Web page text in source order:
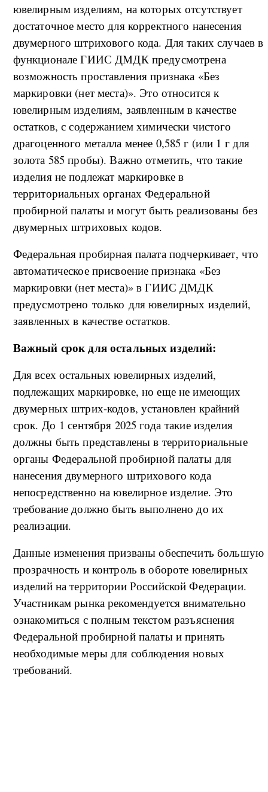
ювелирным изделиям, на которых отсутствует
достаточное место для корректного нанесения
двумерного штрихового кода. Для таких случаев в
функционале ГИИС ДМДК предусмотрена
возможность проставления признака «Без
маркировки (нет места)». Это относится к
ювелирным изделиям, заявленным в качестве
остатков, с содержанием химически чистого
драгоценного металла менее 0,585 г (или 1 г для
золота 585 пробы). Важно отметить, что такие
изделия не подлежат маркировке в
территориальных органах Федеральной
пробирной палаты и могут быть реализованы без
двумерных штриховых кодов.
Федеральная пробирная палата подчеркивает, что
автоматическое присвоение признака «Без
маркировки (нет места)» в ГИИС ДМДК
предусмотрено только для ювелирных изделий,
заявленных в качестве остатков.
Важный срок для остальных изделий:
Для всех остальных ювелирных изделий,
подлежащих маркировке, но еще не имеющих
двумерных штрих-кодов, установлен крайний
срок. До 1 сентября 2025 года такие изделия
должны быть представлены в территориальные
органы Федеральной пробирной палаты для
нанесения двумерного штрихового кода
непосредственно на ювелирное изделие. Это
требование должно быть выполнено до их
реализации.
Данные изменения призваны обеспечить большую
прозрачность и контроль в обороте ювелирных
изделий на территории Российской Федерации.
Участникам рынка рекомендуется внимательно
ознакомиться с полным текстом разъяснения
Федеральной пробирной палаты и принять
необходимые меры для соблюдения новых
требований.